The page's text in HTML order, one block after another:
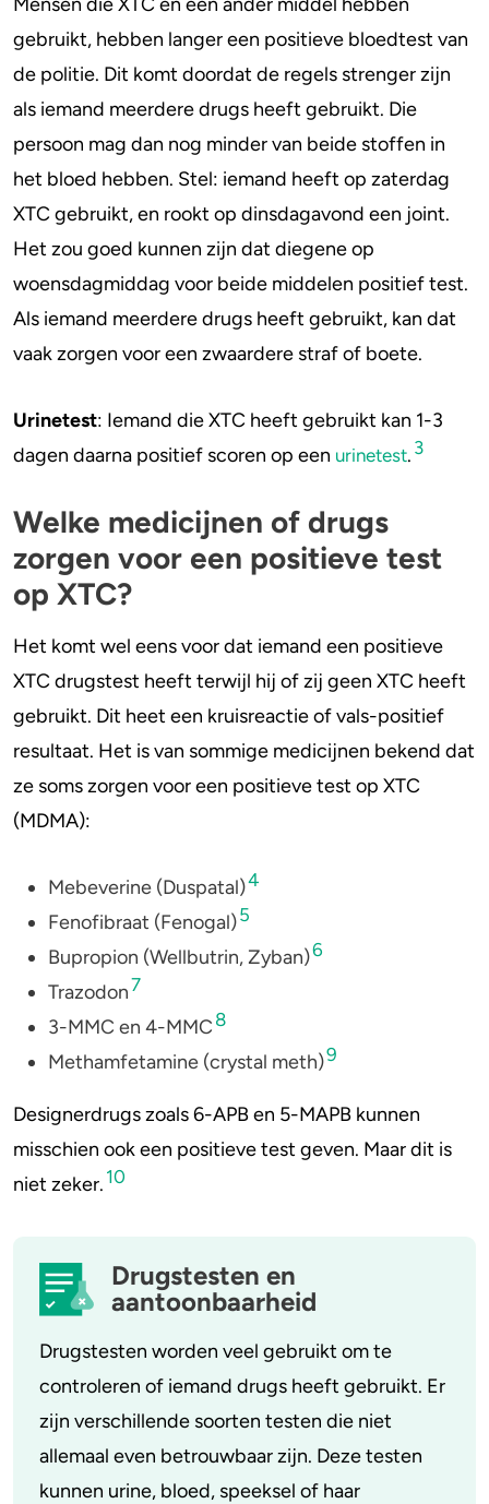
gebruikt, hebben langer een positieve bloedtest van
de politie. Dit komt doordat de regels strenger zijn
als iemand meerdere drugs heeft gebruikt. Die
persoon mag dan nog minder van beide stoffen in
het bloed hebben. Stel: iemand heeft op zaterdag
XTC gebruikt, en rookt op dinsdagavond een joint.
Het zou goed kunnen zijn dat diegene op
woensdagmiddag voor beide middelen positief test.
Als iemand meerdere drugs heeft gebruikt, kan dat
vaak zorgen voor een zwaardere straf of boete.
Urinetest: Iemand die XTC heeft gebruikt kan 1-3
dagen daarna positief scoren op een urinetest. 3
Welke medicijnen of drugs
zorgen voor een positieve test
op XTC?
Het komt wel eens voor dat iemand een positieve
XTC drugstest heeft terwijl hij of zij geen XTC heeft
gebruikt. Dit heet een kruisreactie of vals-positief
resultaat. Het is van sommige medicijnen bekend dat
ze soms zorgen voor een positieve test op XTC
(MDMA):
Mebeverine (Duspatal)4
Fenofibraat (Fenogal)5
Bupropion (Wellbutrin, Zyban)6
Trazodon7
3-MMC en 4-MMC 8
Methamfetamine (crystal meth)9
Designerdrugs zoals 6-APB en 5-MAPB kunnen
misschien ook een positieve test geven. Maar dit is
niet zeker. 10
Drugstesten en
aantoonbaarheid
Drugstesten worden veel gebruikt om te
controleren of iemand drugs heeft gebruikt. Er
zijn verschillende soorten testen die niet
allemaal even betrouwbaar zijn. Deze testen
kunnen urine, bloed, speeksel of haar